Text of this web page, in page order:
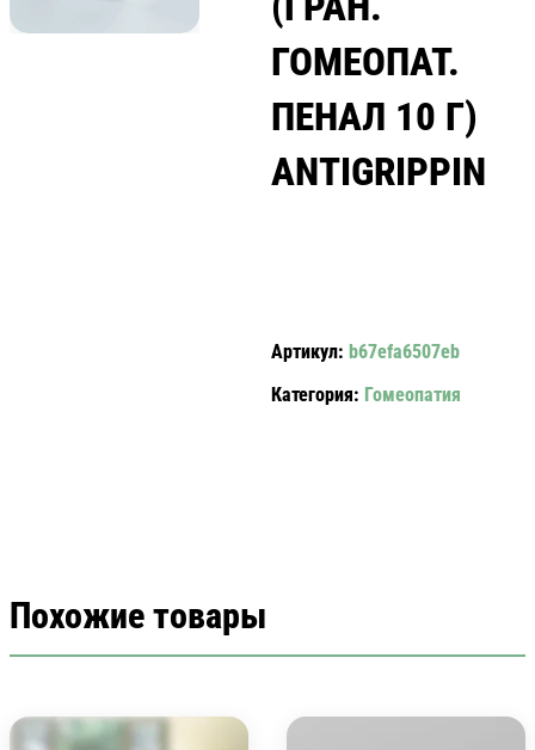
ГОМЕОПАТ.
ПЕНАЛ 10 Г)
ANTIGRIPPIN
Артикул: b67efa6507eb
Категория: Гомеопатия
Похожие товары